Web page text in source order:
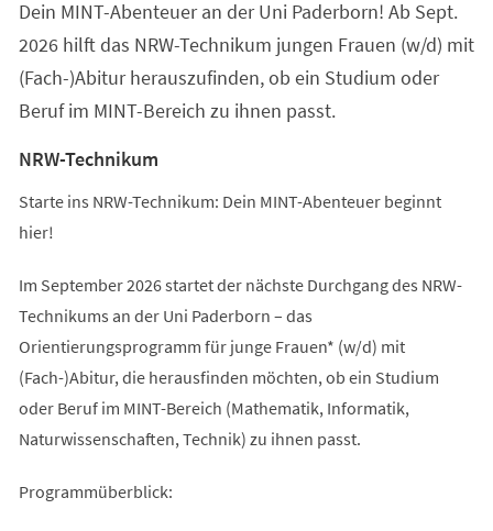
Dein MINT-Abenteuer an der Uni Paderborn! Ab Sept.
2026 hilft das NRW-Technikum jungen Frauen (w/d) mit
(Fach-)Abitur herauszufinden, ob ein Studium oder
Beruf im MINT-Bereich zu ihnen passt.
NRW-Technikum
Starte ins NRW-Technikum: Dein MINT-Abenteuer beginnt
hier!
Im September 2026 startet der nächste Durchgang des NRW-
Technikums an der Uni Paderborn – das
Orientierungsprogramm für junge Frauen* (w/d) mit
(Fach-)Abitur, die herausfinden möchten, ob ein Studium
oder Beruf im MINT-Bereich (Mathematik, Informatik,
Naturwissenschaften, Technik) zu ihnen passt.
Programmüberblick: